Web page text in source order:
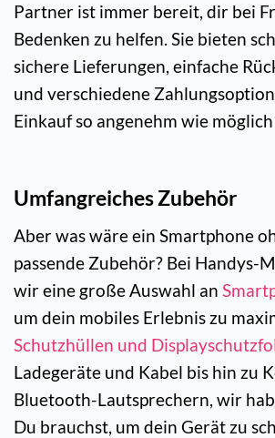
Partner ist immer bereit, dir bei
Bedenken zu helfen. Sie bieten
sichere Lieferungen, einfache
und verschiedene
Einkauf so angenehm wie
Umfangreiches Zubehör
Aber was wäre ein Smartphone
passende Zubehör? Bei Handys-
wir eine große Auswahl an
um dein mobiles Erlebnis zu
Schutzhüllen und
Ladegeräte und Kabel bis hin zu
Bluetooth-Lautsprechern, wir
Du brauchst, um dein Gerät zu